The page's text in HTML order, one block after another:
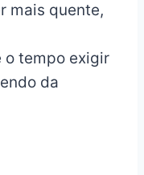
mais quente,
o tempo exigir
da